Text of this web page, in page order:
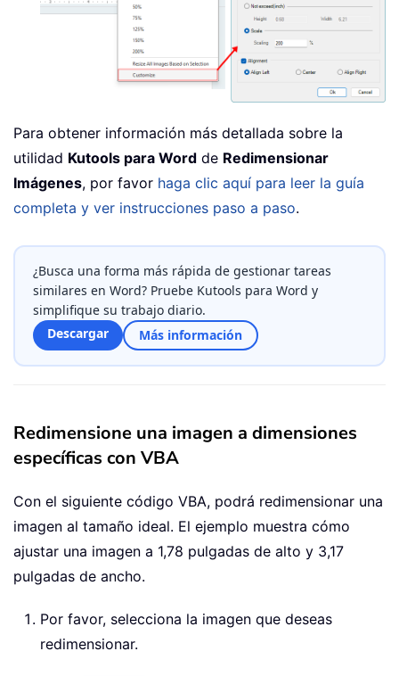
Para obtener información más detallada sobre la
utilidad Kutools para Word de Redimensionar
Imágenes, por favor haga clic aquí para leer la guía
completa y ver instrucciones paso a paso.
¿Busca una forma más rápida de gestionar tareas
similares en Word? Pruebe Kutools para Word y
simplifique su trabajo diario.
Descargar
Más información
Redimensione una imagen a dimensiones
específicas con VBA
Con el siguiente código VBA, podrá redimensionar una
imagen al tamaño ideal. El ejemplo muestra cómo
ajustar una imagen a 1,78 pulgadas de alto y 3,17
pulgadas de ancho.
Por favor, selecciona la imagen que deseas
redimensionar.